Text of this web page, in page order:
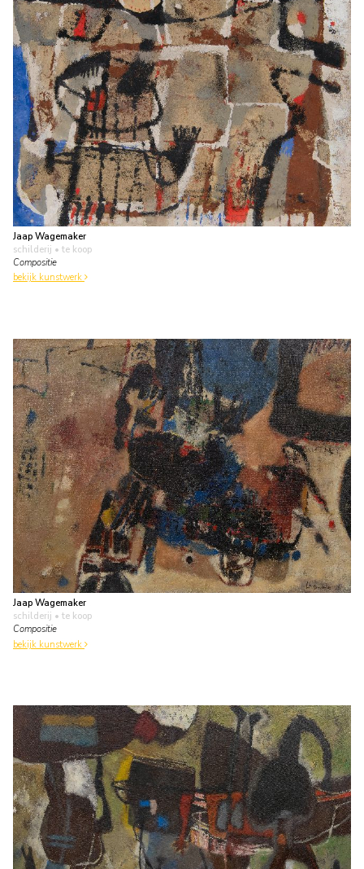
Jaap Wagemaker
schilderij • te koop
Compositie
bekijk kunstwerk
Jaap Wagemaker
schilderij • te koop
Compositie
bekijk kunstwerk